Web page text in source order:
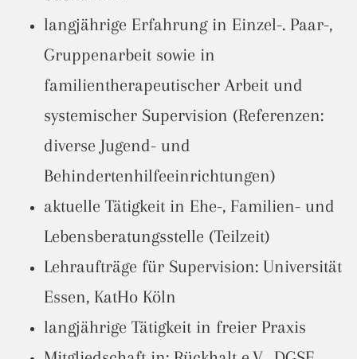
langjährige Erfahrung in Einzel-. Paar-,
Gruppenarbeit sowie in
familientherapeutischer Arbeit und
systemischer Supervision (Referenzen:
diverse Jugend- und
Behindertenhilfeeinrichtungen)
aktuelle Tätigkeit in Ehe-, Familien- und
Lebensberatungsstelle (Teilzeit)
Lehraufträge für Supervision: Universität
Essen, KatHo Köln
langjährige Tätigkeit in freier Praxis